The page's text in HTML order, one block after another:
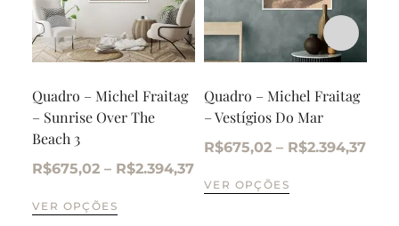
Quadro – Michel Fraitag
– Sunrise Over The
Beach 3
R$675,02 – R$2.394,37
VER OPÇÕES
Quadro – Michel Fraitag
– Vestígios Do Mar
R$675,02 – R$2.394,37
VER OPÇÕES